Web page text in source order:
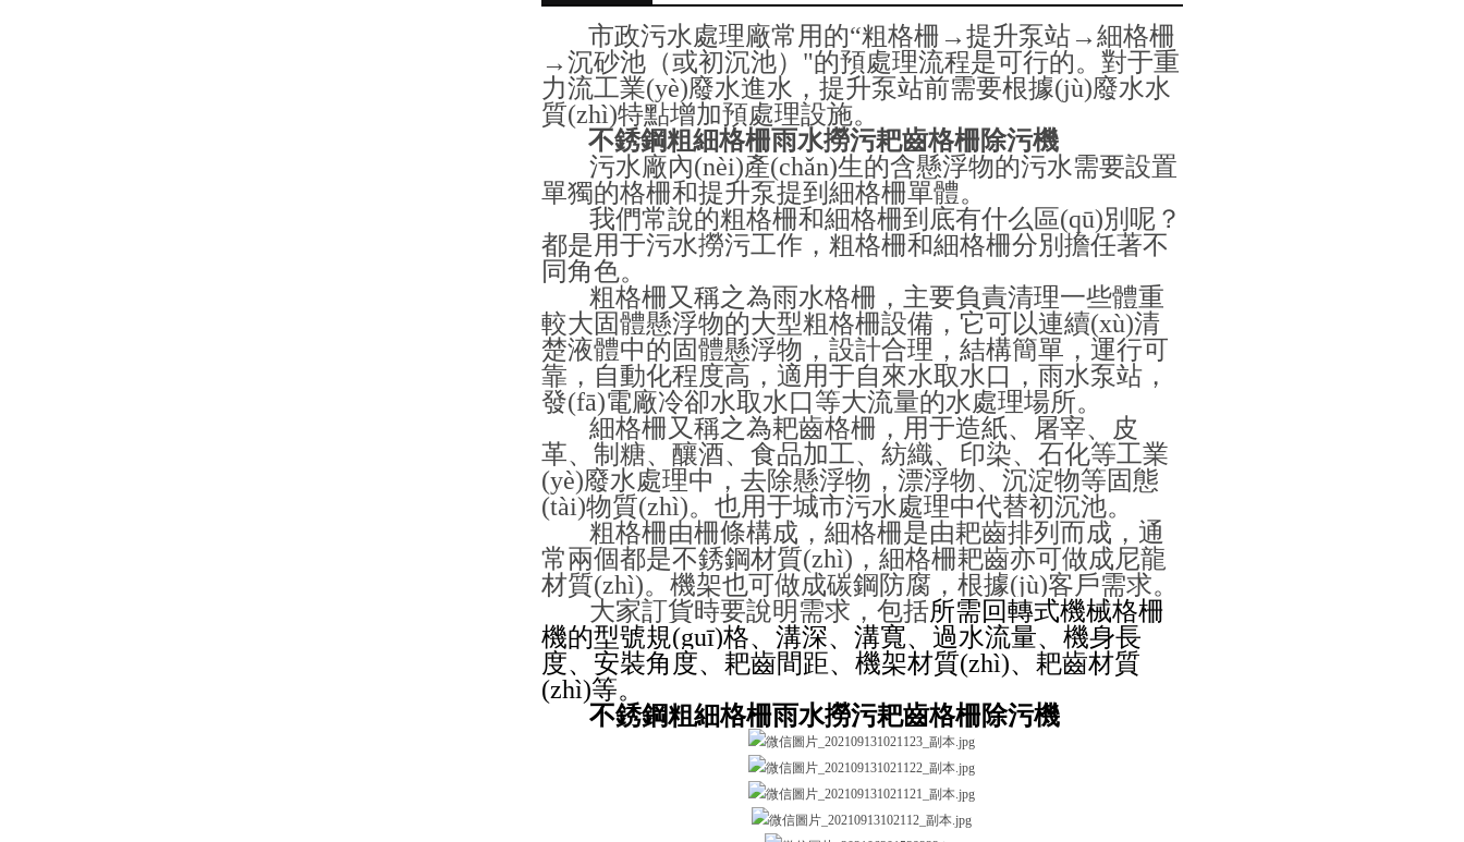
市政污水處理廠常用的“粗格柵→提升泵站→細格柵
→沉砂池（或初沉池）"的預處理流程是可行的。對于重
力流工業(yè)廢水進水，提升泵站前需要根據(jù)廢水水
質(zhì)特點增加預處理設施。
不銹鋼粗細格柵雨水撈污耙齒格柵除污機
污水廠內(nèi)產(chǎn)生的含懸浮物的污水需要設置
單獨的格柵和提升泵提到細格柵單體。
我們常說的粗格柵和細格柵到底有什么區(qū)別呢？
都是用于污水撈污工作，粗格柵和細格柵分別擔任著不
同角色。
粗格柵又稱之為雨水格柵，主要負責清理一些體重
較大固體懸浮物的大型粗格柵設備，它可以連續(xù)清
楚液體中的固體懸浮物，設計合理，結構簡單，運行可
靠，自動化程度高，適用于自來水取水口，雨水泵站，
發(fā)電廠冷卻水取水口等大流量的水處理場所。
細格柵又稱之為耙齒格柵，用于造紙、屠宰、皮
革、制糖、釀酒、食品加工、紡織、印染、石化等工業
(yè)廢水處理中，去除懸浮物，漂浮物、沉淀物等固態
(tài)物質(zhì)。也用于城市污水處理中代替初沉池。
粗格柵由柵條構成，細格柵是由耙齒排列而成，通
常兩個都是不銹鋼材質(zhì)，細格柵耙齒亦可做成尼龍
材質(zhì)。機架也可做成碳鋼防腐，根據(jù)客戶需求。
大家訂貨時要說明需求，包括所需回轉式機械格柵
機的型號規(guī)格、溝深、溝寬、過水流量、機身長
度、安裝角度、耙齒間距、機架材質(zhì)、耙齒材質
(zhì)等。
不銹鋼粗細格柵雨水撈污耙齒格柵除污機